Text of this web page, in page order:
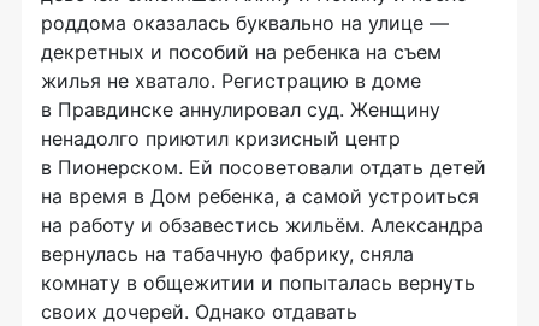
роддома оказалась буквально на улице —
декретных и пособий на ребенка на съем
жилья не хватало. Регистрацию в доме
в Правдинске аннулировал суд. Женщину
ненадолго приютил кризисный центр
в Пионерском. Ей посоветовали отдать детей
на время в Дом ребенка, а самой устроиться
на работу и обзавестись жильём. Александра
вернулась на табачную фабрику, сняла
комнату в общежитии и попыталась вернуть
своих дочерей. Однако отдавать